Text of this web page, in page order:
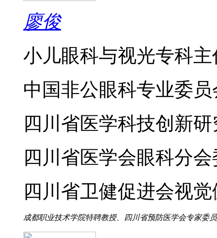
廖俊
小儿眼科与视光专科
中国非公眼科专业委
四川省医学科技创新
四川省医学会眼科分
四川省卫健促进会视
成都职业技术学院特聘教授、四川省预防医学会专家委